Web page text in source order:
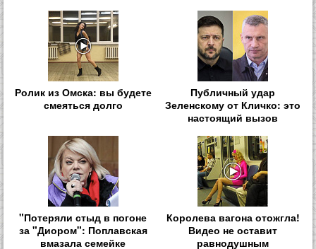
Ролик из Омска: вы будете
смеяться долго
Публичный удар
Зеленскому от Кличко: это
настоящий вызов
"Потеряли стыд в погоне
за "Диором": Поплавская
вмазала семейке
Королева вагона отожгла!
Видео не оставит
равнодушным